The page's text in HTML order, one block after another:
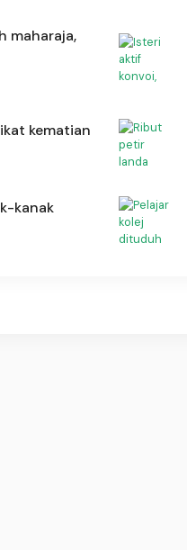
maharaja,
kematian
kanak